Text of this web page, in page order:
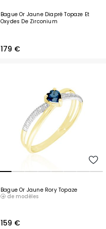
Bague Or Jaune Diapré Topaze Et
Oxydes De Zirconium
179 €
Bague Or Jaune Rory Topaze
de modèles
159 €